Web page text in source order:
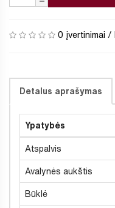
0 įvertinimai /
Detalus aprašymas
Ypatybės
Atspalvis
Avalynės aukštis
Būklė